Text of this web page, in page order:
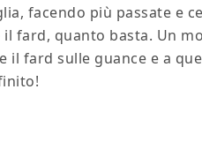
facendo più passate e
fard, quanto basta. Un
il fard sulle guance e a